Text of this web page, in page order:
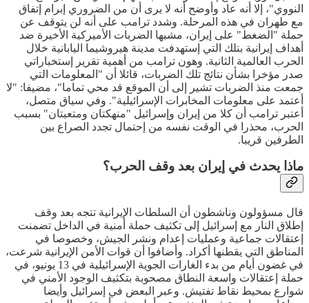
النووي"، إلا أنه عاد وأوضح أنه لا يرى أن من الضروري إبرام إتفاق
مع طهران في هذه المرحلة. وشدد ترامب على أنه لن يتوقف عن
حملة "الضغط" على إيران، مشبها الضربات الأميركية الأخيرة ضد
أهداف إيرانية بتلك التي إستهدفت مدينة هيروشيما اليابانية خلال
الحرب العالمية الثانية. وهون ترامب من أهمية تقرير إستخباراتي
صدر مؤخرا بشأن نتائج تلك الضربات، قائلا أن "المعلومات التي
جمعت منذ الضربات تشير إلى أن الموقع قد محي تماما"، مضيفا: "لا
أعتمد على معلومات المخابرات الإسرائيلية". وفي سياق متصل،
أعتبر ترامب أن كلا من إيران وإسرائيل "منهكتان ومتعبتان" بسبب
الحرب، محذرا في الوقت نفسه من إحتمال تجدد الصراع بين
الطرفين قريبا.
ماذا يحدث في إيران بعد وقف الحرب؟
قال مسؤولون وناشطون أن السلطات الإيرانية تتجه بعد وقف
إطلاق النار مع إسرائيل إلى تكثيف حملة أمنية في الداخل تضمنت
إعتقالات جماعية وعمليات إعدام ونشر الجيش، وخصوصا في
المناطق التي يقطنها أكراد. وأضافوا أن قوات الأمن الإيرانية شرعت،
في غضون أيام من بدء الغارات الجوية الإسرائيلية في 13 يونيو، في
حملة إعتقالات واسعة النطاق مصحوبة بتكثيف الوجود الأمني في
شوارع بمحيط نقاط تفتيش. وعبر البعض في إسرائيل وأيضا